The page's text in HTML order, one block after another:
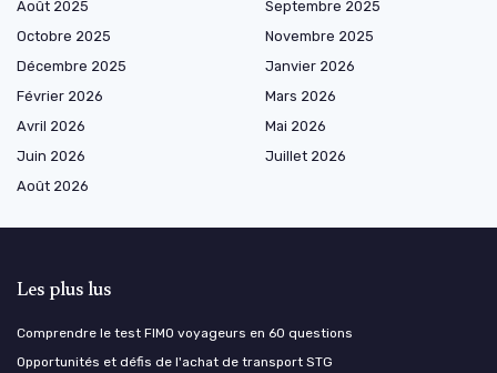
Août 2025
Septembre 2025
Octobre 2025
Novembre 2025
Décembre 2025
Janvier 2026
Février 2026
Mars 2026
Avril 2026
Mai 2026
Juin 2026
Juillet 2026
Août 2026
Les plus lus
Comprendre le test FIMO voyageurs en 60 questions
Opportunités et défis de l'achat de transport STG